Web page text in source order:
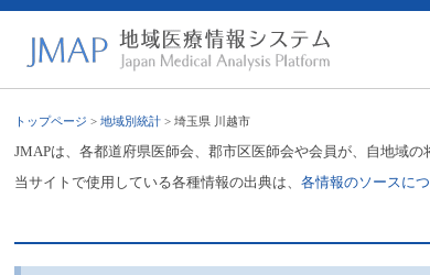
トップページ >地域別統計 > 埼玉県 川越市
JMAPは、各都道府県医師会、郡市区医師会や会員が、自地域
当サイトで使用している各種情報の出典は、各情報のソースに